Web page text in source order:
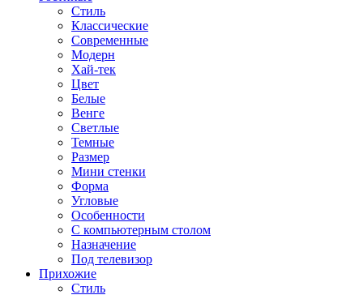
Стиль
Классические
Современные
Модерн
Хай-тек
Цвет
Белые
Венге
Светлые
Темные
Размер
Мини стенки
Форма
Угловые
Особенности
С компьютерным столом
Назначение
Под телевизор
Прихожие
Стиль